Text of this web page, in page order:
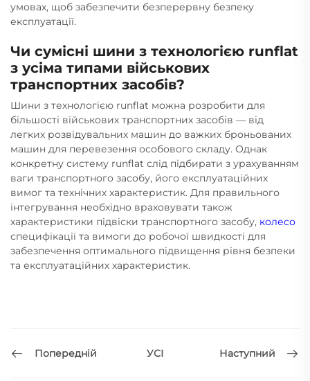
умовах, щоб забезпечити безперервну безпеку
експлуатації.
Чи сумісні шини з технологією runflat
з усіма типами військових
транспортних засобів?
Шини з технологією runflat можна розробити для
більшості військових транспортних засобів — від
легких розвідувальних машин до важких броньованих
машин для перевезення особового складу. Однак
конкретну систему runflat слід підбирати з урахуванням
ваги транспортного засобу, його експлуатаційних
вимог та технічних характеристик. Для правильного
інтегрування необхідно враховувати також
характеристики підвіски транспортного засобу, колесо
специфікації та вимоги до робочої швидкості для
забезпечення оптимального підвищення рівня безпеки
та експлуатаційних характеристик.
Попередній УСІ Наступний